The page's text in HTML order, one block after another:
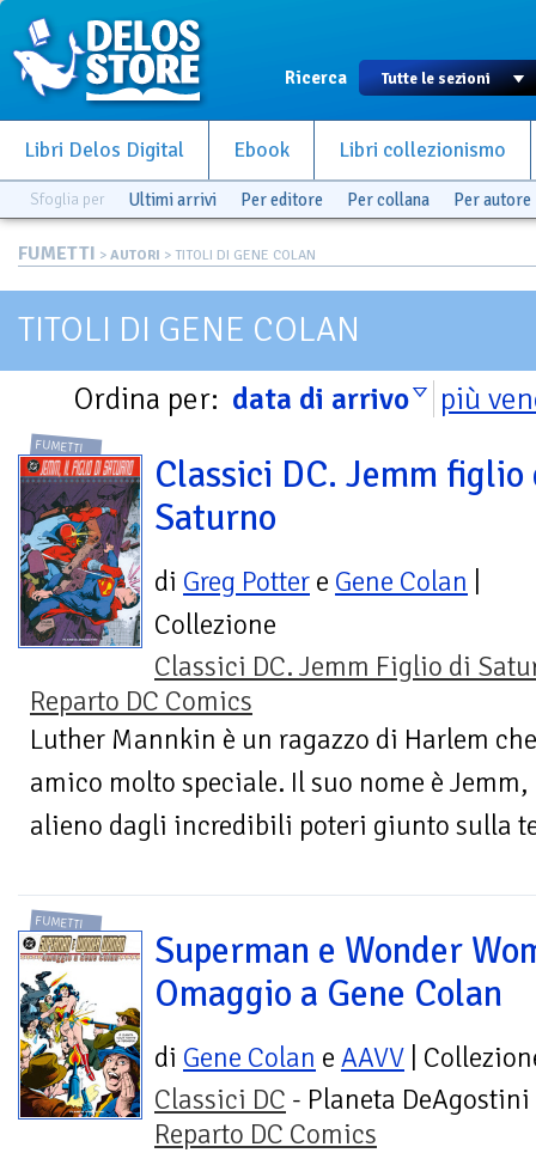
Ricerca
Libri Delos Digital Ebook Libri collezionismo
Sfoglia per Ultimi arrivi Per editore Per collana Per autore
FUMETTI > AUTORI > TITOLI DI GENE COLAN
TITOLI DI GENE COLAN
Ordina per: data di arrivo più
FUMETTI
Classici DC. Jemm figlio
Saturno
di Greg Potter e Gene Colan
Collezione
Classici DC. Jemm Figlio di
Reparto DC Comics
Luther Mannkin è un ragazzo di Harlem
amico molto speciale. Il suo nome è
alieno dagli incredibili poteri giunto sulla
FUMETTI
Superman e Wonder
Omaggio a Gene Colan
di Gene Colan e AAVV |
Classici DC - Planeta DeAgostini
Reparto DC Comics